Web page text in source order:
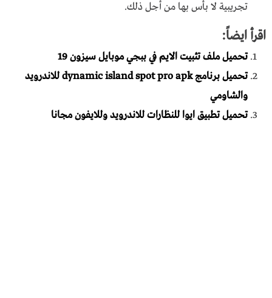
تجريبية لا بأس بها من أجل ذلك.
اقرأ ايضاً:
تحميل ملف تثبيت الايم في ببجي موبايل سيزون 19
تحميل برنامج dynamic island spot pro apk للاندرويد
والشاومي
تحميل تطبيق ايوا للنظارات للاندرويد وللايفون مجانا